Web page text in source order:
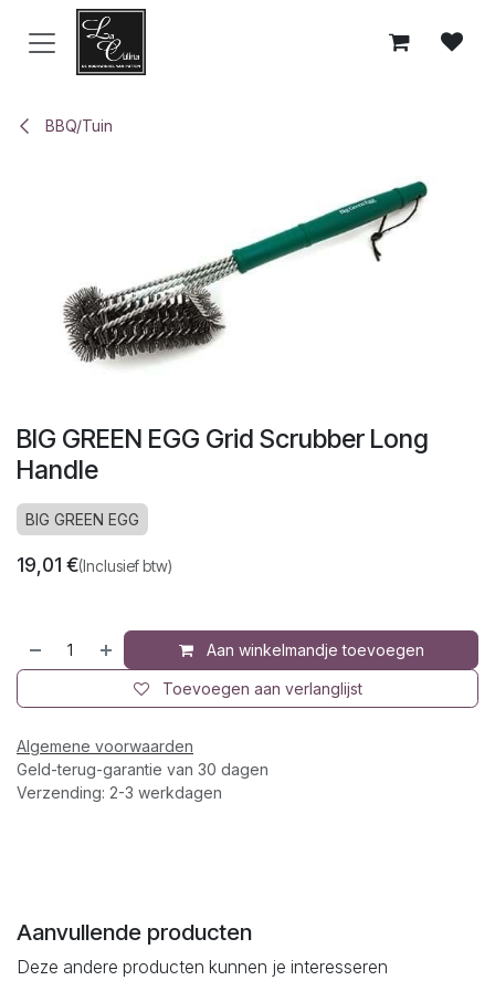
Overslaan naar inhoud
BBQ/Tuin
BIG GREEN EGG Grid Scrubber Long
Handle
BIG GREEN EGG
19,01 €(Inclusief btw)
Aan winkelmandje toevoegen
Toevoegen aan verlanglijst
Algemene voorwaarden
Geld-terug-garantie van 30 dagen
Verzending: 2-3 werkdagen
Aanvullende producten
Deze andere producten kunnen je interesseren